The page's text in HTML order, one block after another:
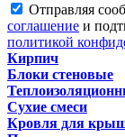
Отправляя
соглашение и
политикой
Кирпич
Блоки стеновые
Сухие смеси
Кровля для